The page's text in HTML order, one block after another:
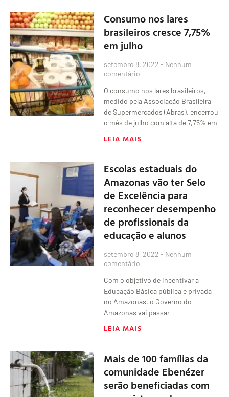
Consumo nos lares
brasileiros cresce 7,75%
em julho
setembro 8, 2022 Nenhum
comentário
O consumo nos lares brasileiros,
medido pela Associação Brasileira
de Supermercados (Abras), encerrou
o mês de julho com alta de 7,75% em
LEIA MAIS
Escolas estaduais do
Amazonas vão ter Selo
de Excelência para
reconhecer desempenho
de profissionais da
educação e alunos
setembro 8, 2022 Nenhum
comentário
Com o objetivo de incentivar a
Educação Básica pública e privada
no Amazonas, o Governo do
Amazonas vai passar
LEIA MAIS
Mais de 100 famílias da
comunidade Ebenézer
serão beneficiadas com